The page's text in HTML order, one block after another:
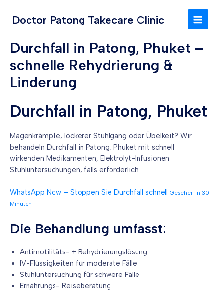
InhaltDoctor Patong Takecare Clinic
MAIN
Durchfall in Patong, Phuket –
schnelle Rehydrierung &
Linderung
Durchfall in Patong, Phuket
Magenkrämpfe, lockerer Stuhlgang oder Übelkeit? Wir
behandeln Durchfall in Patong, Phuket mit schnell
wirkenden Medikamenten, Elektrolyt-Infusionen
Stuhluntersuchungen, falls erforderlich.
WhatsApp Now – Stoppen Sie Durchfall schnell Gesehen in 30
Minuten
Die Behandlung umfasst:
Antimotilitäts- + Rehydrierungslösung
IV-Flüssigkeiten für moderate Fälle
Stuhluntersuchung für schwere Fälle
Ernährungs- Reiseberatung